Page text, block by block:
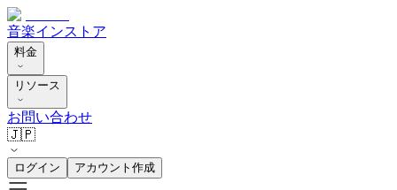
音楽インストア
料金
リソース
お問い合わせ
🇯🇵
ログイン アカウント作成